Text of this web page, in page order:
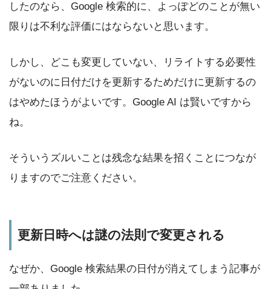
したのなら、Google 検索的に、よっぽどのことが無い
限りは不利な評価にはならないと思います。
しかし、どこも変更していない、リライトする必要性
がないのに日付だけを更新するためだけに更新するの
はやめたほうがよいです。Google AI は賢いですから
ね。
そういうズルいことは残念な結果を招くことにつなが
りますのでご注意ください。
更新日時へは謎の法則で変更される
なぜか、Google 検索結果の日付が消えてしまう記事が